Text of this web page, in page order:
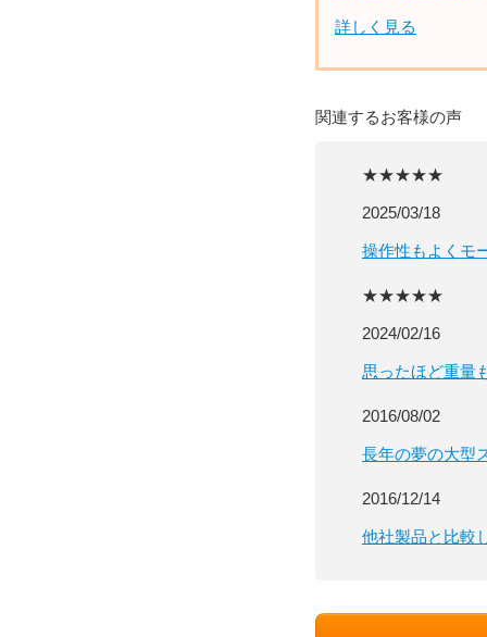
詳しく見る
関連するお客様の声
★★★★★
2025/03/18
操作性もよくモ
★★★★★
2024/02/16
思ったほど重量
2016/08/02
長年の夢の大型
2016/12/14
他社製品と比較